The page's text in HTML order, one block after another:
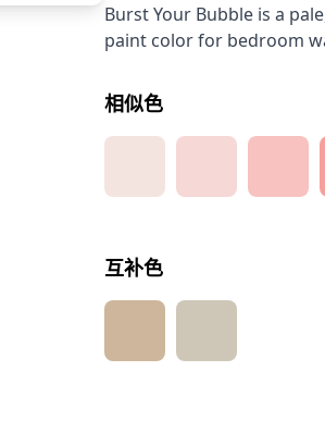
Burst Your Bubble is a
paint color for bedroom
相似色
互补色